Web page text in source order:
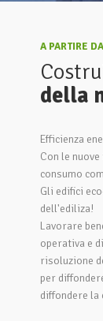
A PARTIRE
della
Efficienza
Con le
consumo
Gli edifici
dell'ediliza!
Lavorare
operativa e
risoluzione
per
diffondere la